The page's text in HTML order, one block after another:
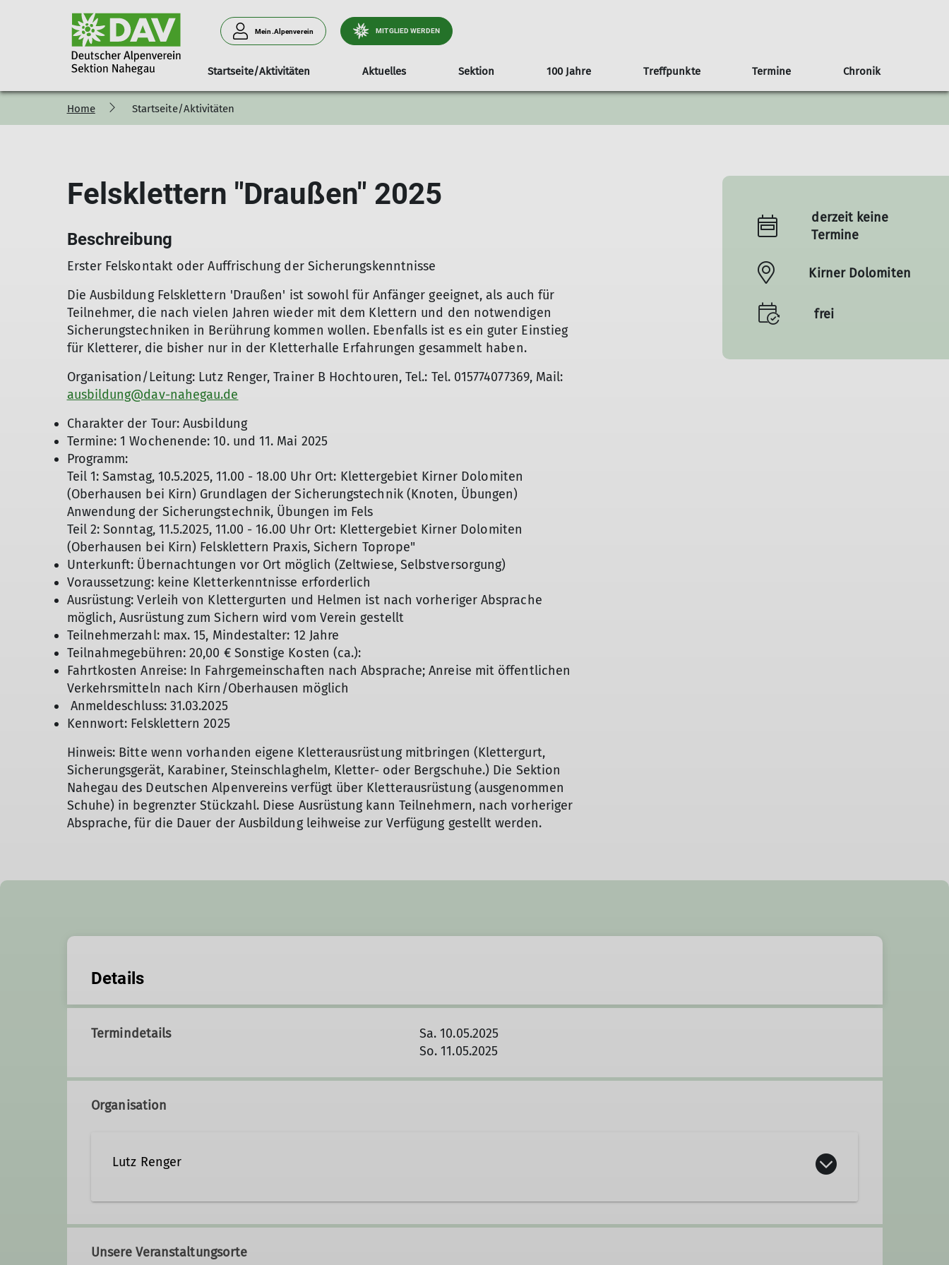
Mein.Alpenverein MITGLIED WERDEN
Startseite/Aktivitäten Aktuelles Sektion
Ansprechpartner Mitgliederinformationen Formulare/Dokumente Vermietung Anfahrt Der Rotenfels
100 Jahre
100 Jahre Sektion Nahegau Pressemitteilung Vortrag Heinz Zack Fotowettbewerb/Kalender Weitere Veranstaltungen
Treffpunkte Termine Chronik
Berichte Mitteilungshefte Video Alpinathlon 2018 25 Jahre Luise Rodrian Haus 75 Jahre Sektion Nahegau
Home Startseite/Aktivitäten
Felsklettern "Draußen" 2025
Beschreibung
Erster Felskontakt oder Auffrischung der Sicherungskenntnisse
Die Ausbildung Felsklettern 'Draußen' ist sowohl für Anfänger geeignet, als auch für
Teilnehmer, die nach vielen Jahren wieder mit dem Klettern und den notwendigen
Sicherungstechniken in Berührung kommen wollen. Ebenfalls ist es ein guter Einstieg
für Kletterer, die bisher nur in der Kletterhalle Erfahrungen gesammelt haben.
Organisation/Leitung: Lutz Renger, Trainer B Hochtouren, Tel.: Tel. 015774077369, Mail:
ausbildung@dav-nahegau.de
Charakter der Tour: Ausbildung
Termine: 1 Wochenende: 10. und 11. Mai 2025
Programm:
Teil 1: Samstag, 10.5.2025, 11.00 - 18.00 Uhr Ort: Klettergebiet Kirner Dolomiten
(Oberhausen bei Kirn) Grundlagen der Sicherungstechnik (Knoten, Übungen)
Anwendung der Sicherungstechnik, Übungen im Fels
Teil 2: Sonntag, 11.5.2025, 11.00 - 16.00 Uhr Ort: Klettergebiet Kirner Dolomiten
(Oberhausen bei Kirn) Felsklettern Praxis, Sichern Toprope"
Unterkunft: Übernachtungen vor Ort möglich (Zeltwiese, Selbstversorgung)
Voraussetzung: keine Kletterkenntnisse erforderlich
Ausrüstung: Verleih von Klettergurten und Helmen ist nach vorheriger Absprache
möglich, Ausrüstung zum Sichern wird vom Verein gestellt
Teilnehmerzahl: max. 15, Mindestalter: 12 Jahre
Teilnahmegebühren: 20,00 € Sonstige Kosten (ca.):
Fahrtkosten Anreise: In Fahrgemeinschaften nach Absprache; Anreise mit öffentlichen
Verkehrsmitteln nach Kirn/Oberhausen möglich
Anmeldeschluss: 31.03.2025
Kennwort: Felsklettern 2025
Hinweis: Bitte wenn vorhanden eigene Kletterausrüstung mitbringen (Klettergurt,
Sicherungsgerät, Karabiner, Steinschlaghelm, Kletter- oder Bergschuhe.) Die Sektion
Nahegau des Deutschen Alpenvereins verfügt über Kletterausrüstung (ausgenommen
Schuhe) in begrenzter Stückzahl. Diese Ausrüstung kann Teilnehmern, nach vorheriger
Absprache, für die Dauer der Ausbildung leihweise zur Verfügung gestellt werden.
derzeit keine
Termine
Kirner Dolomiten
frei
Details
Termindetails
Sa. 10.05.2025
So. 11.05.2025
Organisation
Lutz Renger
Unsere Veranstaltungsorte